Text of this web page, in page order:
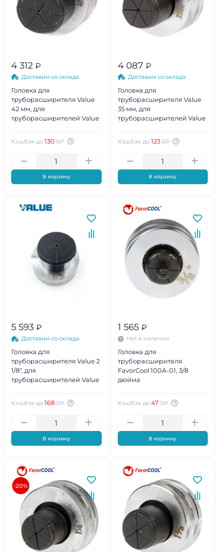
4 312 ₽
Доставим со склада
Головка для
труборасширителя Value
42 мм, для
труборасширителей Value
Кэшбэк до 130 БР
В корзину
4 087 ₽
Доставим со склада
Головка для
труборасширителя Value
35 мм, для
труборасширителей Value
Кэшбэк до 123 БР
В корзину
5 593 ₽
Доставим со склада
Головка для
труборасширителя Value 2
1/8", для
труборасширителей Value
Кэшбэк до 168 БР
В корзину
1 565 ₽
Нет в наличии
Головка для
труборасширителя
FavorCool 100А-01, 3/8
дюйма
Кэшбэк до 47 БР
В корзину
-20%